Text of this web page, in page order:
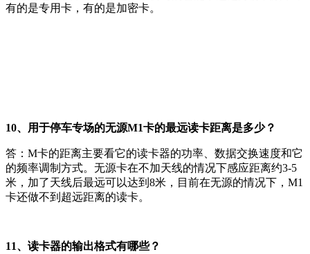
有的是专用卡，有的是加密卡。
10、用于停车专场的无源M1卡的最远读卡距离是多少？
答：M卡的距离主要看它的读卡器的功率、数据交换速度和它
的频率调制方式。无源卡在不加天线的情况下感应距离约3-5
米，加了天线后最远可以达到8米，目前在无源的情况下，M1
卡还做不到超远距离的读卡。
11、读卡器的输出格式有哪些？